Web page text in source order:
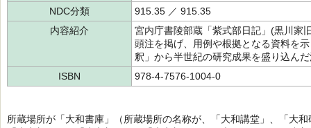
NDC分類
915.35 ／ 915.35
内容紹介
宮内庁書陵部蔵「紫式部日記」(黒川家
頭注を掲げ、用例や根拠となる資料を
釈」から半世紀の研究成果を盛り込ん
ISBN
978-4-7576-1004-0
所蔵場所が「大和書庫」（所蔵場所の名称が、「大和講堂」、「大和